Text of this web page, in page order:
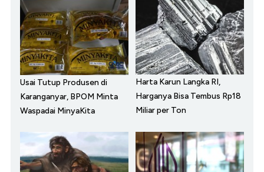
Usai Tutup Produsen di
Karanganyar, BPOM Minta
Waspadai MinyaKita
Harta Karun Langka RI,
Harganya Bisa Tembus Rp18
Miliar per Ton